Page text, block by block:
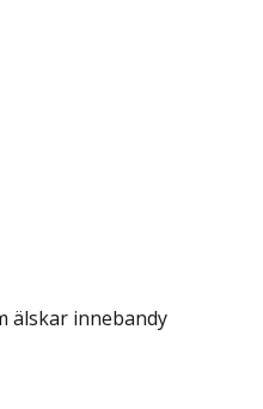
älskar innebandy